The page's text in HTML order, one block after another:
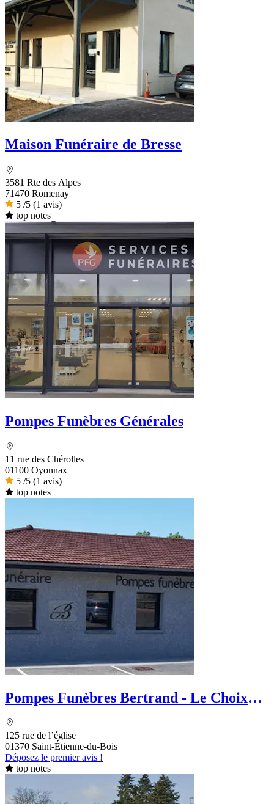
Maison Funéraire de Bresse
3581 Rte des Alpes
71470 Romenay
5 /5 (1 avis)
top notes
Pompes Funèbres Générales
11 rue des Chérolles
01100 Oyonnax
5 /5 (1 avis)
top notes
Pompes Funèbres Bertrand - Le Choix
125 rue de l’église
01370 Saint-Étienne-du-Bois
Déposez le premier avis !
top notes